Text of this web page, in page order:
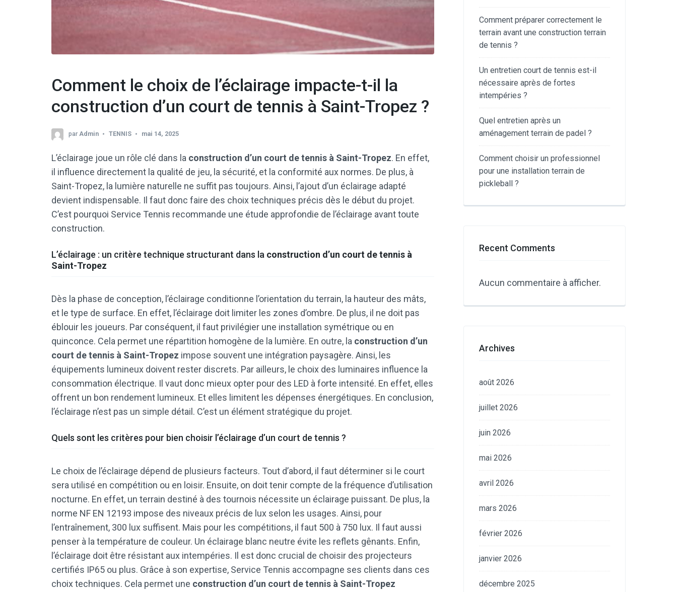
Comment le choix de l’éclairage impacte-t-il la
construction d’un court de tennis à Saint-Tropez ?
parAdmin TENNIS mai 14, 2025
L’éclairage joue un rôle clé dans la construction d’un court de tennis à Saint-Tropez. En effet,
il influence directement la qualité de jeu, la sécurité, et la conformité aux normes. De plus, à
Saint-Tropez, la lumière naturelle ne suffit pas toujours. Ainsi, l’ajout d’un éclairage adapté
devient indispensable. Il faut donc faire des choix techniques précis dès le début du projet.
C’est pourquoi Service Tennis recommande une étude approfondie de l’éclairage avant toute
construction.
L’éclairage : un critère technique structurant dans la construction d’un court de tennis à
Saint-Tropez
Dès la phase de conception, l’éclairage conditionne l’orientation du terrain, la hauteur des mâts,
et le type de surface. En effet, l’éclairage doit limiter les zones d’ombre. De plus, il ne doit pas
éblouir les joueurs. Par conséquent, il faut privilégier une installation symétrique ou en
quinconce. Cela permet une répartition homogène de la lumière. En outre, la construction d’un
court de tennis à Saint-Tropez impose souvent une intégration paysagère. Ainsi, les
équipements lumineux doivent rester discrets. Par ailleurs, le choix des luminaires influence la
consommation électrique. Il vaut donc mieux opter pour des LED à forte intensité. En effet, elles
offrent un bon rendement lumineux. Et elles limitent les dépenses énergétiques. En conclusion,
l’éclairage n’est pas un simple détail. C’est un élément stratégique du projet.
Quels sont les critères pour bien choisir l’éclairage d’un court de tennis ?
Le choix de l’éclairage dépend de plusieurs facteurs. Tout d’abord, il faut déterminer si le court
sera utilisé en compétition ou en loisir. Ensuite, on doit tenir compte de la fréquence d’utilisation
nocturne. En effet, un terrain destiné à des tournois nécessite un éclairage puissant. De plus, la
norme NF EN 12193 impose des niveaux précis de lux selon les usages. Ainsi, pour
l’entraînement, 300 lux suffisent. Mais pour les compétitions, il faut 500 à 750 lux. Il faut aussi
penser à la température de couleur. Un éclairage blanc neutre évite les reflets gênants. Enfin,
l’éclairage doit être résistant aux intempéries. Il est donc crucial de choisir des projecteurs
certifiés IP65 ou plus. Grâce à son expertise, Service Tennis accompagne ses clients dans ces
choix techniques. Cela permet une construction d’un court de tennis à Saint-Tropez
Comment préparer correctement le
terrain avant une construction terrain
de tennis ?
Un entretien court de tennis est-il
nécessaire après de fortes
intempéries ?
Quel entretien après un
aménagement terrain de padel ?
Comment choisir un professionnel
pour une installation terrain de
pickleball ?
Recent Comments
Aucun commentaire à afficher.
Archives
août 2026
juillet 2026
juin 2026
mai 2026
avril 2026
mars 2026
février 2026
janvier 2026
décembre 2025